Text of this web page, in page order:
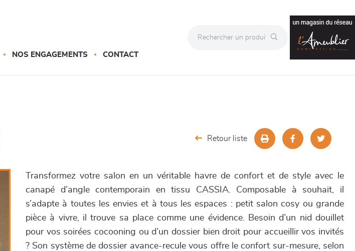
NOS ENGAGEMENTS CONTACT
Retour liste
Transformez votre salon en un véritable havre de confort et de style avec le
canapé d’angle contemporain en tissu CASSIA. Composable à souhait, il
s’adapte à toutes les envies et à tous les espaces : petit salon cosy ou grande
pièce à vivre, il trouve sa place comme une évidence. Besoin d’un nid douillet
pour vos soirées cocooning ou d’un dossier bien droit pour accueillir vos invités
? Son système de dossier avance-recule vous offre le confort sur-mesure, selon